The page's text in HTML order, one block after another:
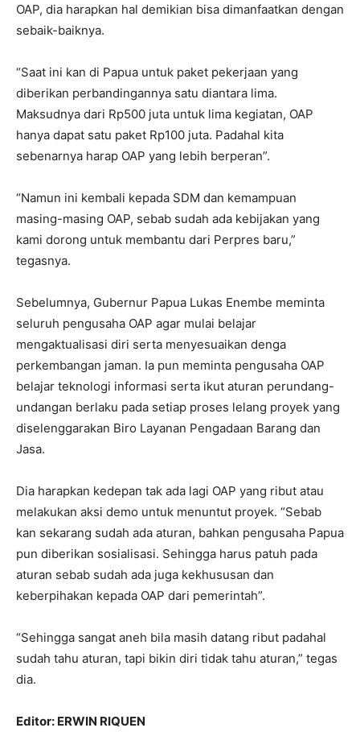
OAP, dia harapkan hal demikian bisa dimanfaatkan dengan
sebaik-baiknya.
“Saat ini kan di Papua untuk paket pekerjaan yang
diberikan perbandingannya satu diantara lima.
Maksudnya dari Rp500 juta untuk lima kegiatan, OAP
hanya dapat satu paket Rp100 juta. Padahal kita
sebenarnya harap OAP yang lebih berperan”.
“Namun ini kembali kepada SDM dan kemampuan
masing-masing OAP, sebab sudah ada kebijakan yang
kami dorong untuk membantu dari Perpres baru,”
tegasnya.
Sebelumnya, Gubernur Papua Lukas Enembe meminta
seluruh pengusaha OAP agar mulai belajar
mengaktualisasi diri serta menyesuaikan denga
perkembangan jaman. Ia pun meminta pengusaha OAP
belajar teknologi informasi serta ikut aturan perundang-
undangan berlaku pada setiap proses lelang proyek yang
diselenggarakan Biro Layanan Pengadaan Barang dan
Jasa.
Dia harapkan kedepan tak ada lagi OAP yang ribut atau
melakukan aksi demo untuk menuntut proyek. “Sebab
kan sekarang sudah ada aturan, bahkan pengusaha Papua
pun diberikan sosialisasi. Sehingga harus patuh pada
aturan sebab sudah ada juga kekhususan dan
keberpihakan kepada OAP dari pemerintah”.
“Sehingga sangat aneh bila masih datang ribut padahal
sudah tahu aturan, tapi bikin diri tidak tahu aturan,” tegas
dia.
Editor: ERWIN RIQUEN